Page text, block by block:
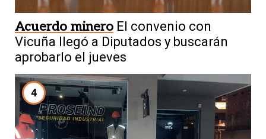
Acuerdo minero El convenio con
Vicuña llegó a Diputados y buscarán
aprobarlo el jueves
4